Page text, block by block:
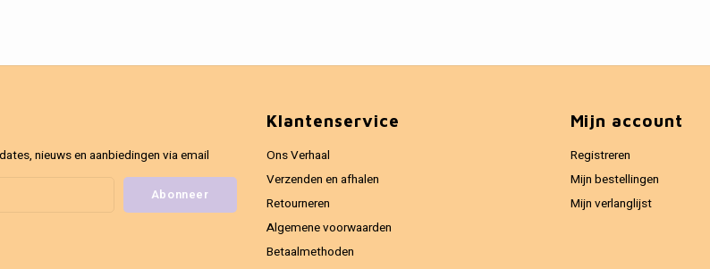
nieuws en aanbiedingen via email
Abonneer
Klantenservice
Ons Verhaal
Verzenden en afhalen
Retourneren
Algemene voorwaarden
Betaalmethoden
Mijn account
Registreren
Mijn bestellingen
Mijn verlanglijst